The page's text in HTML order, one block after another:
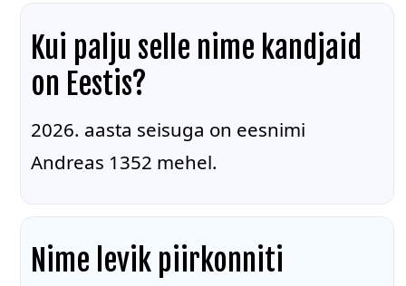
Kui palju selle nime kandjaid
on Eestis?
2026. aasta seisuga on eesnimi
Andreas 1352 mehel.
Nime levik piirkonniti